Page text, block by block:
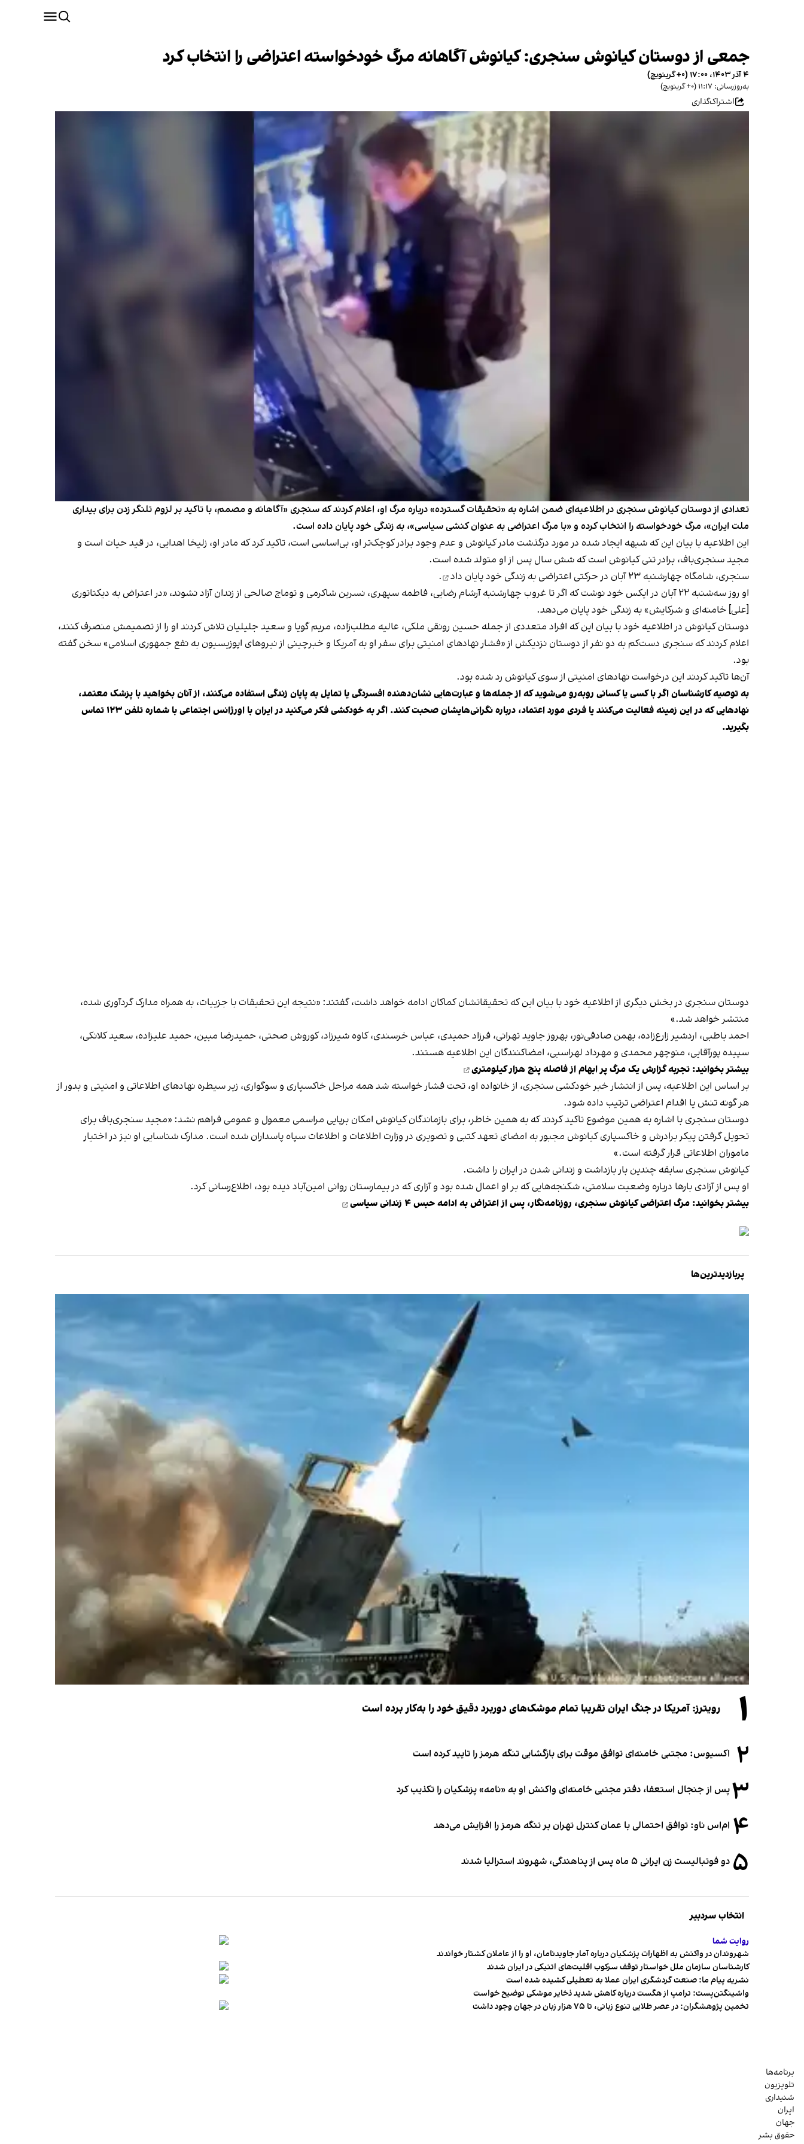
جمعی از دوستان کیانوش سنجری: کیانوش آگاهانه مرگ خودخواسته اعتراضی را انتخاب کرد
۴ آذر ۱۴۰۳، ۱۷:۰۰ (‎+۰ گرینویچ)
به‌روزرسانی: ۱۱:۱۷ (‎+۰ گرینویچ)
اشتراک‌گذاری
تعدادی از دوستان کیانوش سنجری در اطلاعیه‌ای ضمن اشاره به «تحقیقات گسترده‌» درباره مرگ او، اعلام کردند که سنجری «آگاهانه و مصمم، با تاکید بر لزوم تلنگر زدن برای بیداری
ملت ایران»، مرگ خودخواسته را انتخاب کرده و «با مرگ اعتراضی به عنوان کنشی سیاسی»، به زندگی خود پایان داده است.
این اطلاعیه با بیان این که شبهه ایجاد شده در مورد درگذشت مادر کیانوش و عدم وجود برادر کوچک‌تر او، بی‌اساسی است، تاکید کرد که مادر او، زلیخا اهدایی، در قید حیات است و
مجید سنجری‌باف، برادر تنی کیانوش است که شش سال پس از او متولد شده است.
سنجری، شامگاه چهارشنبه ۲۳ آبان در حرکتی اعتراضی
به زندگی خود پایان داد
.
او روز سه‌شنبه ۲۲ آبان در ایکس خود نوشت که اگر تا غروب چهارشنبه آرشام رضایی، فاطمه سپهری، نسرین شاکرمی و توماج صالحی از زندان آزاد نشوند، «در اعتراض به دیکتاتوری
[علی] خامنه‌ای و شرکایش» به زندگی خود پایان می‌دهد.
دوستان کیانوش در اطلاعیه خود با بیان این که افراد متعددی از جمله حسین رونقی ملکی، عالیه مطلب‌زاده، مریم گویا و سعید جلیلیان تلاش کردند او را از تصمیمش منصرف کنند،
اعلام کردند که سنجری دست‌کم به دو نفر از دوستان نزدیکش از «فشار نهادهای امنیتی برای سفر او به آمریکا و خبرچینی از نیروهای اپوزیسیون به نفع جمهوری اسلامی» سخن گفته
بود.
آن‌ها تاکید کردند این درخواست نهادهای امنیتی از سوی کیانوش رد شده بود.
به توصیه کارشناسان اگر با کسی یا کسانی روبه‌رو می‌شوید که از جمله‌ها و عبارت‌هایی نشان‌دهنده افسردگی یا تمایل به پایان زندگی استفاده می‌کنند، از آنان بخواهید با پزشک معتمد،
نهادهایی که در این زمینه فعالیت می‌کنند یا فردی مورد اعتماد، درباره نگرانی‌هایشان صحبت کنند. اگر به خودکشی فکر می‌کنید در ایران با اورژانس اجتماعی با شماره تلفن ۱۲۳ تماس
بگیرید.
دوستان سنجری در بخش دیگری از اطلاعیه خود با بیان این که تحقیقاتشان کماکان ادامه خواهد داشت، گفتند: «نتیجه این تحقیقات با جزییات، به همراه مدارک گردآوری شده،
منتشر خواهد شد.»
احمد باطبی، اردشیر زارع‌زاده، بهمن صادقی‌نور، بهروز جاوید تهرانی، فرزاد حمیدی، عباس خرسندی، کاوه شیرزاد، کوروش صحتی، حمیدرضا مبین، حمید علیزاده، سعید کلانکی،
سپیده پورآقایی، منوچهر محمدی و مهرداد لهراسبی، امضاکنندگان این اطلاعیه هستند.
بیشتر بخوانید: تجربه گزارش یک مرگ پر ابهام از فاصله پنج هزار کیلومتری
بر اساس این اطلاعیه، پس از انتشار خبر خودکشی سنجری، از خانواده او، تحت فشار خواسته شد همه مراحل خاکسپاری و سوگواری، زیر سیطره نهاد‌های اطلاعاتی و امنیتی و بدور از
هر گونه تنش یا اقدام اعتراضی ترتیب داده شود.
دوستان سنجری با اشاره به همین موضوع تاکید کردند که به همین خاطر، برای بازماندگان کیانوش امکان برپایی مراسمی معمول و عمومی فراهم نشد: «مجید سنجری‌باف برای
تحویل گرفتن پیکر برادرش و خاکسپاری کیانوش مجبور به امضای تعهد کتبی و تصویری در وزارت اطلاعات و اطلاعات سپاه پاسداران شده است. مدارک شناسایی او نیز در اختیار
ماموران اطلاعاتی قرار گرفته است.»
کیانوش سنجری سابقه چندین‌ بار بازداشت و زندانی شدن در ایران را داشت.
او پس از آزادی بارها درباره وضعیت سلامتی، شکنجه‌هایی که بر او اعمال شده بود و آزاری که در بیمارستان روانی امین‌آباد دیده بود، اطلاع‌رسانی کرد.
بیشتر بخوانید: مرگ اعتراضی کیانوش سنجری، روزنامه‌نگار، پس از اعتراض به ادامه حبس ۴ زندانی سیاسی
پربازدیدترین‌ها
۱ رویترز: آمریکا در جنگ ایران تقریبا تمام موشک‌های دوربرد دقیق خود را به‌کار برده است
۲ اکسیوس: مجتبی خامنه‌ای توافق موقت برای بازگشایی تنگه هرمز را تایید کرده است
۳پس از جنجال استعفا، دفتر مجتبی خامنه‌ای واکنش او به «نامه» پزشکیان را تکذیب کرد
۴ ام‌اس ناو: توافق احتمالی با عمان کنترل تهران بر تنگه هرمز را افزایش می‌دهد
۵ دو فوتبالیست زن ایرانی ۵ ماه پس از پناهندگی، شهروند استرالیا شدند
انتخاب سردبیر
روایت شما
شهروندان در واکنش به اظهارات پزشکیان درباره آمار جاویدنامان، او را از عاملان کشتار خواندند
کارشناسان سازمان ملل خواستار توقف سرکوب اقلیت‌های اتنیکی در ایران شدند
نشریه پیام ما: صنعت گردشگری ایران عملا به تعطیلی کشیده شده است
واشینگتن‌پست: ترامپ از هگست درباره کاهش شدید ذخایر موشکی توضیح خواست
تخمین پژوهشگران: در عصر طلایی تنوع زبانی، تا ۷۵ هزار زبان در جهان وجود داشت
برنامه‌ها
تلویزیون
شنیداری
ایران
جهان
حقوق بشر